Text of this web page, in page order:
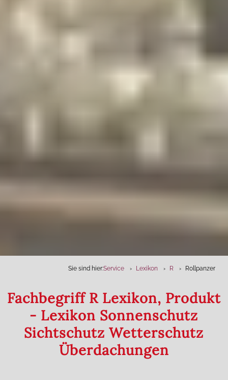
Sie sind hier:Service Lexikon R Rollpanzer
Fachbegriff R Lexikon, Produkt
- Lexikon Sonnenschutz
Sichtschutz Wetterschutz
Überdachungen